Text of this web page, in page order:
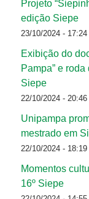
Projeto
edição Siepe
23/10/2024 - 17:24
Exibição do
Pampa” e
Siepe
22/10/2024 - 20:46
Unipampa
mestrado em
22/10/2024 - 18:19
Momentos
16º Siepe